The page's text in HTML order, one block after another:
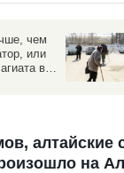
чем
или
в
алтайские
на